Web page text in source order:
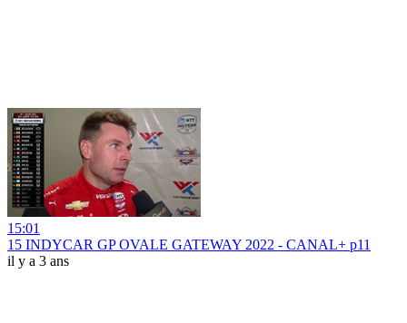
15:01
15 INDYCAR GP OVALE GATEWAY 2022 - CANAL+ p11
il y a 3 ans